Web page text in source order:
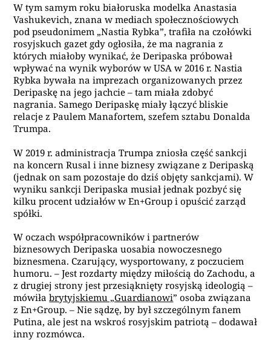
W tym samym roku białoruska modelka Anastasia
Vashukevich, znana w mediach społecznościowych
pod pseudonimem „Nastia Rybka”, trafiła na czołówki
rosyjskuch gazet gdy ogłosiła, że ma nagrania z
których miałoby wynikać, że Deripaska próbował
wpływać na wynik wyborów w USA w 2016 r. Nastia
Rybka bywała na imprezach organizowanych przez
Deripaskę na jego jachcie – tam miała zdobyć
nagrania. Samego Deripaskę miały łączyć bliskie
relacje z Paulem Manafortem, szefem sztabu Donalda
Trumpa.
W 2019 r. administracja Trumpa zniosła część sankcji
na koncern Rusal i inne biznesy związane z Deripaską
(jednak on sam pozostaje do dziś objęty sankcjami). W
wyniku sankcji Deripaska musiał jednak pozbyć się
kilku procent udziałów w En+Group i opuścić zarząd
spółki.
W oczach współpracowników i partnerów
biznesowych Deripaska uosabia nowoczesnego
biznesmena. Czarujący, wysportowany, z poczuciem
humoru. – Jest rozdarty między miłością do Zachodu, a
z drugiej strony jest przesiąknięty rosyjską ideologią –
mówiłabrytyjskiemu „Guardianowi” osoba związana
z En+Group. – Nie sądzę, by był szczególnym fanem
Putina, ale jest na wskroś rosyjskim patriotą – dodawał
inny rozmówca.